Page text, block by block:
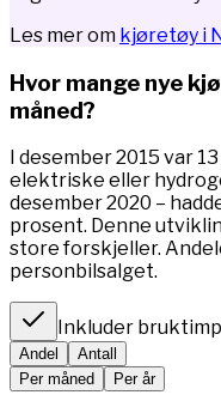
Les mer om kjøretøy i
Hvor mange nye
måned?
I desember 2015 var
elektriske eller
desember 2020 –
prosent. Denne
store forskjeller.
personbilsalget.
Inkluder
Andel
Antall
Per måned
Per år